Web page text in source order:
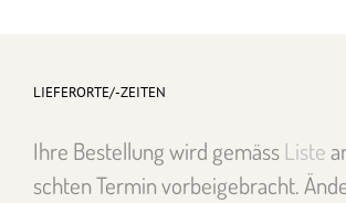
LIEFERORTE/-ZEITEN
Ihre Bestel­lung wird gemäss Liste
scht­en Ter­min vor­beige­bracht.